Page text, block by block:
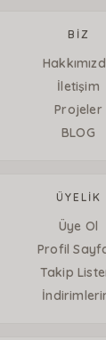
BİZ
İletişim
Projeler
BLOG
ÜYELİK
Üye Ol
Profil
Takip